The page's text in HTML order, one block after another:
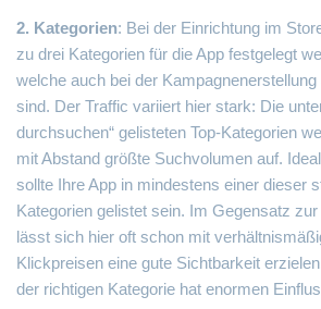
2. Kategorien: Bei der Einrichtung im
zu drei Kategorien für die App festgelegt
welche auch bei der
sind. Der Traffic variiert hier stark: Die
durchsuchen“ gelisteten Top-Kategorien
mit Abstand größte Suchvolumen auf.
sollte Ihre App in mindestens einer dieser
Kategorien gelistet sein. Im Gegensatz
lässt sich hier oft schon mit
Klickpreisen eine gute Sichtbarkeit
der richtigen Kategorie hat enormen